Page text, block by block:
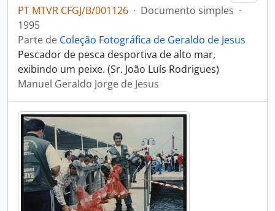
PT MTVR CFGJ/B/001126 · Documento simples ·
1995
Parte de Coleção Fotográfica de Geraldo de Jesus
Pescador de pesca desportiva de alto mar,
exibindo um peixe. (Sr. João Luís Rodrigues)
Manuel Geraldo Jorge de Jesus